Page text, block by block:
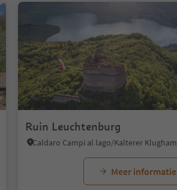
Ruin Leuchtenburg
Meer informatie